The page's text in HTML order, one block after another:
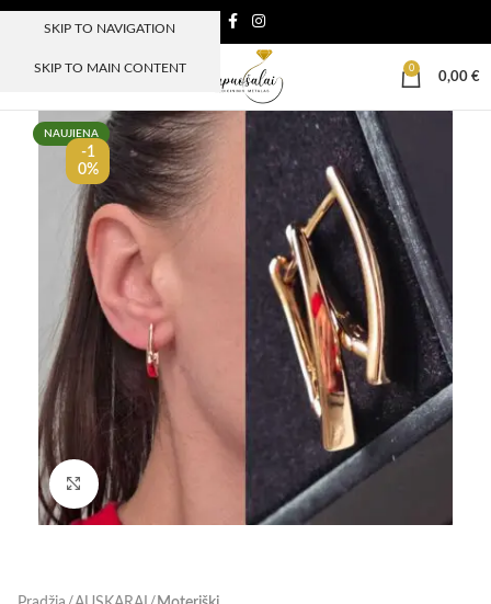
SKIP TO NAVIGATION
SKIP TO MAIN CONTENT
MENIU
0
0,00 €
-1
0%
NAUJIENA
Paspauskite, kad padidinti